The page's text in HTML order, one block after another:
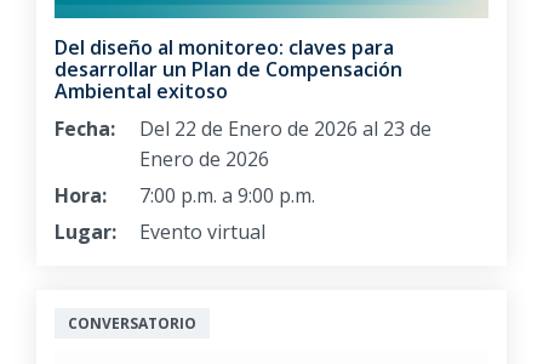
Del diseño al monitoreo: claves para
desarrollar un Plan de Compensación
Ambiental exitoso
Fecha:
Del 22 de Enero de 2026 al 23 de
Enero de 2026
Hora:
7:00 p.m. a 9:00 p.m.
Lugar:
Evento virtual
CONVERSATORIO